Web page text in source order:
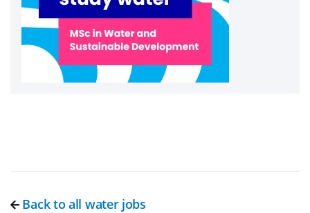
Back to all water jobs